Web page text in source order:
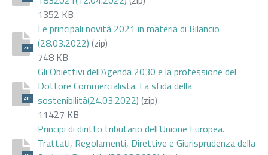
1352 KB
ZIP
Le principali novità 2021 in materia di Bilancio
(28.03.2022) (zip)
748 KB
ZIP
Gli Obiettivi dell’Agenda 2030 e la professione del
Dottore Commercialista. La sfida della
sostenibilità(24.03.2022) (zip)
11427 KB
Principi di diritto tributario dell’Unione Europea.
Trattati, Regolamenti, Direttive e Giurisprudenza della